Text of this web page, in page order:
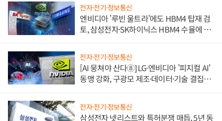
전자·전기·정보통신
엔비디아 '루빈 울트라'에도 HBM4 탑재 검
토, 삼성전자·SK하이닉스 HBM4 수율에 주
전자·전기·정보통신
[AI 뭉쳐야 산다⑧] LG·엔비디아 '피지컬 AI'
동맹 강화, 구광모 제조·데이터·기술 결집
전자·전기·정보통신
삼성전자 넷리스트와 특허분쟁 매듭, 5년 동